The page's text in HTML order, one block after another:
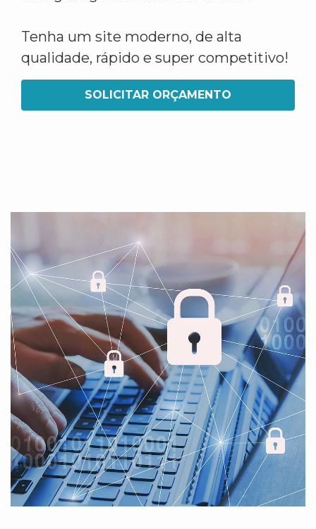
Tenha um site moderno, de alta
qualidade, rápido e super competitivo!
SOLICITAR ORÇAMENTO